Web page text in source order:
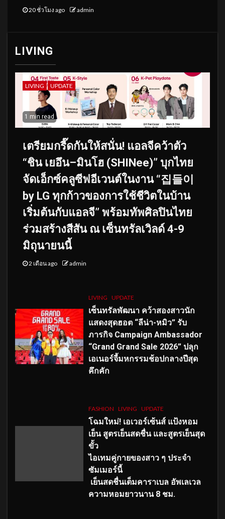
20 ชั่วโมง ago admin
LIVING
LIVING UPDATE
1 min read
เตรียมกรี๊ดกันให้สนั่น! แอลจีคว้าตัว
“ชิน เยอึน–มินโฮ (SHINee)” บุกไทย
จัดเอ็กซ์คลูซีฟอีเวนต์ในงาน “집들이
by LG ทุกก้าวของการใช้ชีวิตในบ้าน
เริ่มต้นกับแอลจี” พร้อมทัพศิลปินไทย
ร่วมสร้างสีสัน ณ เซ็นทรัลเวิลด์ 4-9
มิถุนายนนี้
2 เดือน ago admin
LIVING UPDATE
เซ็นทรัลพัฒนา คว้าสองสาวนัก
แสดงสุดฮอต “ลีน่า-หมิว” รับ
ภารกิจ Campaign Ambassador
“Grand Grand Sale 2026” ปลุก
เอเนอร์จี้มหกรรมช้อปกลางปีสุด
คึกคัก
FASHION LIVING UPDATE
โฉมใหม่! เอเวอร์เซ้นส์ แป้งหอม
เย็น สูตรเย็นสดชื่น และสูตรเย็นสุด
ขั้ว
ไอเทมคู่กายของสาว ๆ ประจำ
ซัมเมอร์นี้
เย็นสดชื่นเต็มคาราเบล อัพเลเวล
ความหอมยาวนาน 8 ชม.